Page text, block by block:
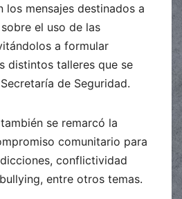
los mensajes destinados a
el uso de las
a formular
distintos talleres que se
de Seguridad.
se remarcó la
comunitario para
conflictividad
entre otros temas.